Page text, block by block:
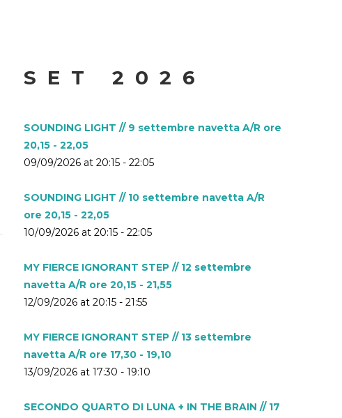
SET 2026
SOUNDING LIGHT // 9 settembre navetta A/R ore
20,15 - 22,05
09/09/2026 at 20:15 - 22:05
SOUNDING LIGHT // 10 settembre navetta A/R
ore 20,15 - 22,05
10/09/2026 at 20:15 - 22:05
MY FIERCE IGNORANT STEP // 12 settembre
navetta A/R ore 20,15 - 21,55
12/09/2026 at 20:15 - 21:55
MY FIERCE IGNORANT STEP // 13 settembre
navetta A/R ore 17,30 - 19,10
13/09/2026 at 17:30 - 19:10
SECONDO QUARTO DI LUNA + IN THE BRAIN // 17